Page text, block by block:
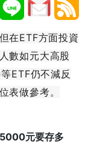
在ETF方面投資
數如元大高股
ETF仍不減反
表做參考。
5000元要存多